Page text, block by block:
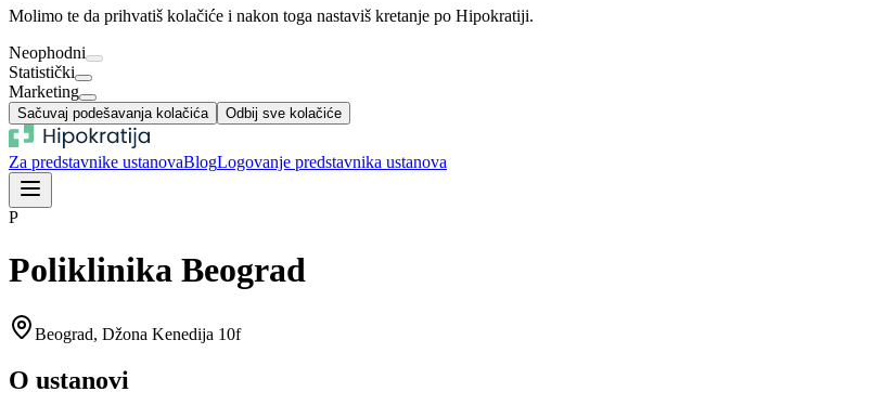
Molimo te da prihvatiš kolačiće i nakon toga nastaviš kretanje po Hipokratiji.
Neophodni
Statistički
Marketing
Sačuvaj podešavanja kolačića Odbij sve kolačiće
Za predstavnike ustanovaBlogLogovanje predstavnika ustanova
P
Poliklinika Beograd
Beograd, Džona Kenedija 10f
O ustanovi